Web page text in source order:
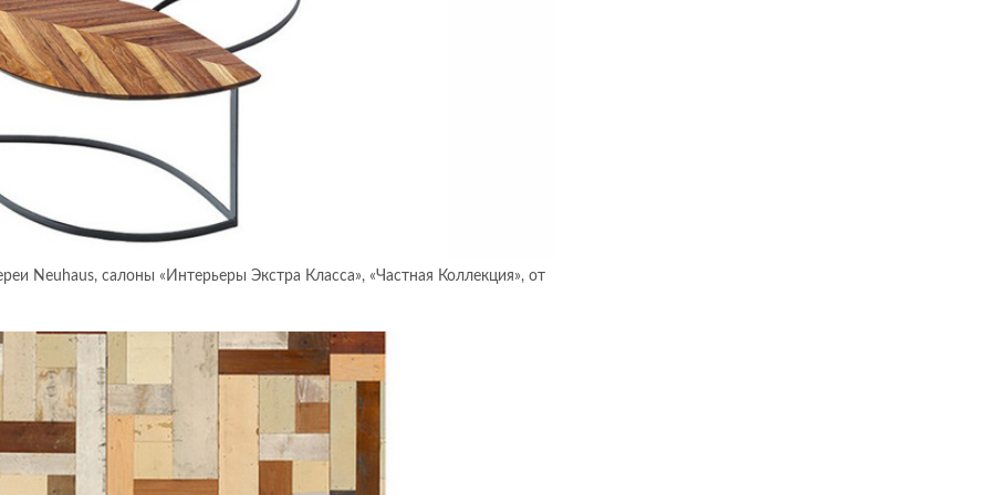
Neuhaus, салоны «Интерьеры Экстра Класса», «Частная Коллекция», от